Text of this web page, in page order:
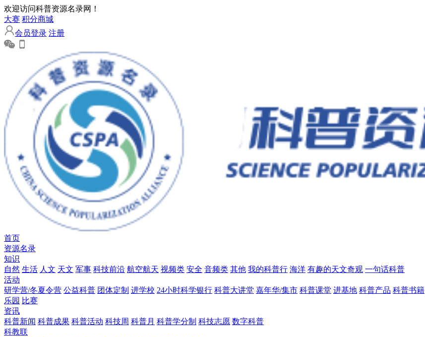
欢迎访问科普资源名录网！
大赛 积分商城
会员登录 注册
首页
资源名录
知识
自然 生活 人文 天文 军事 科技前沿 航空航天 视频类 安全 音频类 其他 我的科普行 海洋 有趣的天文奇观 一句话科普
活动
研学营/冬夏令营 公益科普 团体定制 进学校 24小时科学银行 科普大讲堂 嘉年华/集市 科普课堂 进基地 科普产品 科普书籍
乐园 比赛
资讯
科普新闻 科普成果 科普活动 科技周 科普月 科普学分制 科技志愿 数字科普
科教联